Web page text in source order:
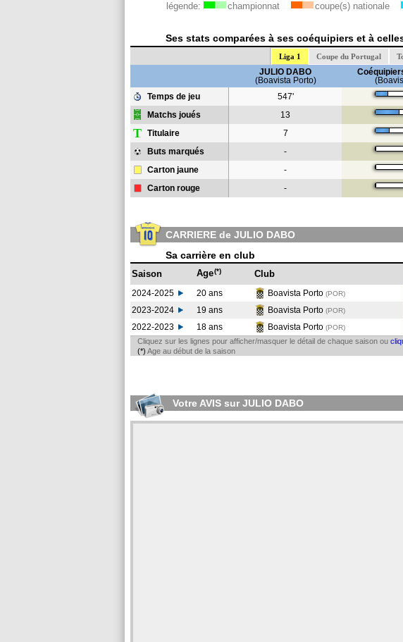
légende: championnat coupe(s) nationale
Ses stats comparées à ses coéquipiers et à
Liga 1 Coupe du Portugal
JULIO DABO
(Boavista Porto)
Temps de jeu
547'
Matchs joués 13
T Titulaire 7
Buts marqués -
Carton jaune -
Carton rouge -
CARRIERE de JULIO DABO
Sa carrière en club
Saison Age(*) Club
2024-2025 20 ans Boavista Porto (POR)
2023-2024
19 ans Boavista Porto (POR)
2022-2023
18 ans Boavista Porto (POR)
Cliquez sur les lignes pour afficher/masquer le détail de chaque saison ou
(*) Age au début de la saison
Votre AVIS sur JULIO DABO